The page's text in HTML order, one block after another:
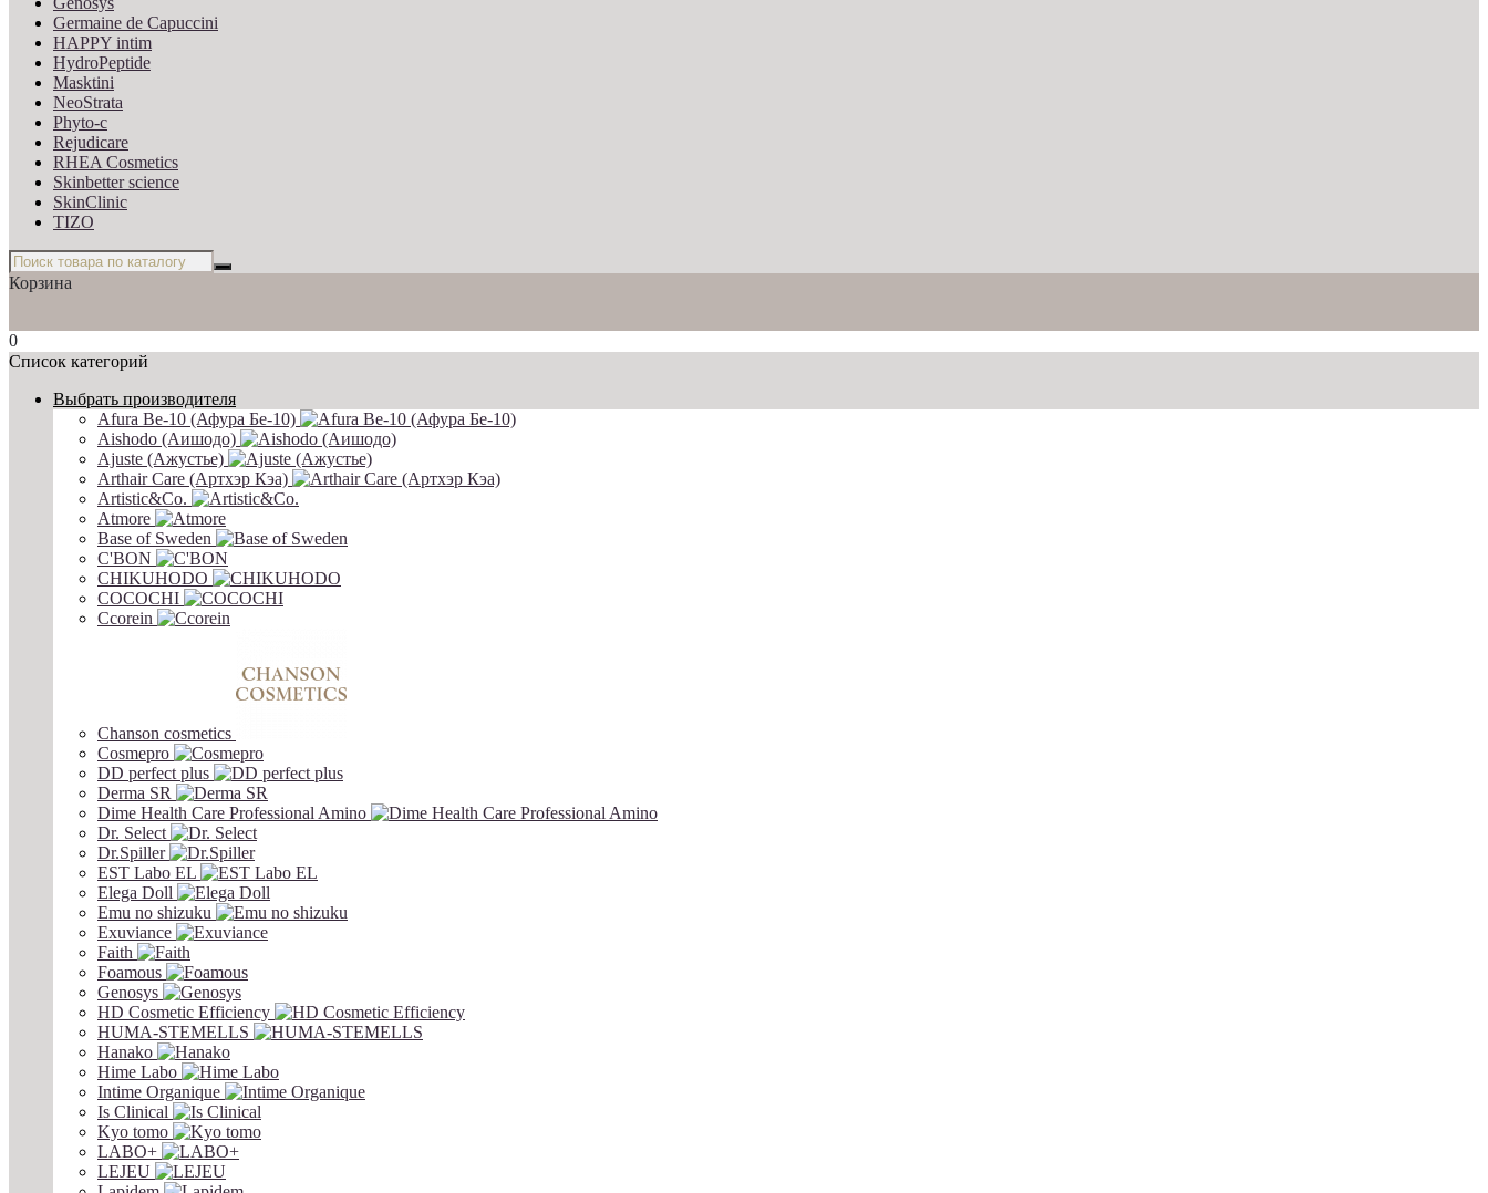
Germaine de Capuccini
HAPPY intim
HydroPeptide
Masktini
NeoStrata
Phyto-c
Rejudicare
RHEA Cosmetics
Skinbetter science
SkinСlinic
TIZO
Корзина
0
Список категорий
Выбрать производителя
Afura Be-10 (Афура Бе-10)
Aishodo (Аишодо)
Ajuste (Ажустье)
Arthair Care (Артхэр Кэа)
Artistic&Co.
Atmore
Base of Sweden
C'BON
CHIKUHODO
COCOCHI
Ccorein
Chanson cosmetics
Cosmepro
DD perfect plus
Derma SR
Dime Health Care Professional Amino
Dr. Select
Dr.Spiller
EST Labo EL
Elega Doll
Emu no shizuku
Exuviance
Faith
Foamous
Genosys
HD Cosmetic Efficiency
HUMA-STEMELLS
Hanako
Hime Labo
Intime Organique
Is Clinical
Kyo tomo
LABO+
LEJEU